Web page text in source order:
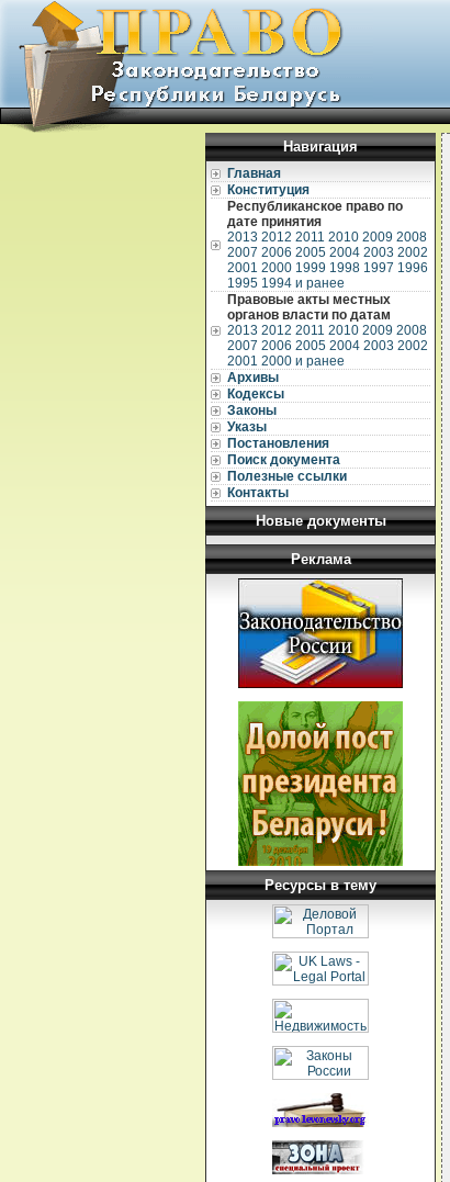
Навигация
Главная
Конституция
Республиканское право по
дате принятия
2013 2012 2011 2010 2009 2008
2007 2006 2005 2004 2003 2002
2001 2000 1999 1998 1997 1996
1995 1994 и ранее
Правовые акты местных
органов власти по датам
2013 2012 2011 2010 2009 2008
2007 2006 2005 2004 2003 2002
2001 2000 и ранее
Архивы
Кодексы
Законы
Указы
Постановления
Поиск документа
Полезные ссылки
Контакты
Новые документы
Реклама
Ресурсы в тему